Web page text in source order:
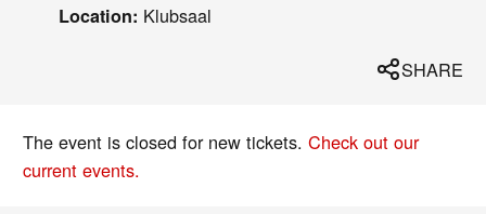
Location: Klubsaal
SHARE
The event is closed for new tickets.Check out our
current events.